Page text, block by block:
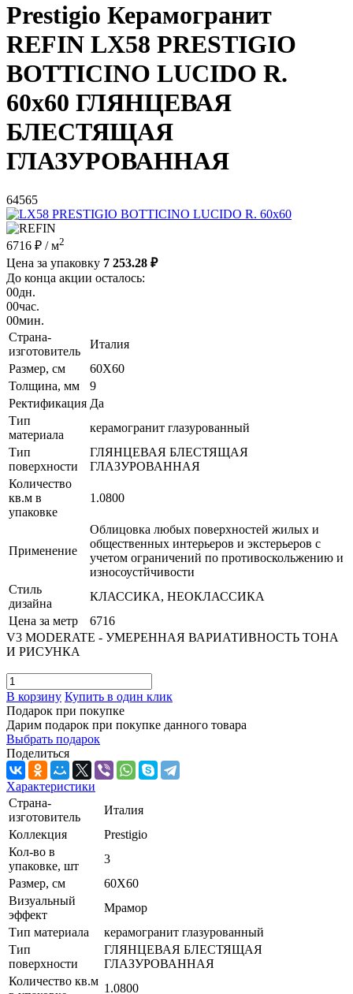
Prestigio Керамогранит
REFIN LX58 PRESTIGIO
BOTTICINO LUCIDO R.
60x60 ГЛЯНЦЕВАЯ
БЛЕСТЯЩАЯ
ГЛАЗУРОВАННАЯ
64565
6716 ₽ / м2
Цена за упаковку 7 253.28 ₽
До конца акции осталось:
00дн.
00час.
00мин.
Страна-
изготовитель
Италия
Размер, см
60X60
Толщина, мм
9
Ректификация Да
Тип
материала
керамогранит глазурованный
Тип
поверхности
ГЛЯНЦЕВАЯ БЛЕСТЯЩАЯ
ГЛАЗУРОВАННАЯ
Количество
кв.м в
упаковке
1.0800
Применение
Облицовка любых поверхностей жилых и
общественных интерьеров и экстерьеров с
учетом ограничений по противоскольжению и
износоустйчивости
Стиль
дизайна
КЛАССИКА, НЕОКЛАССИКА
Цена за метр
6716
V3 MODERATE - УМЕРЕННАЯ ВАРИАТИВНОСТЬ ТОНА
И РИСУНКА
В корзину Купить в один клик
Подарок при покупке
Дарим подарок при покупке данного товара
Выбрать подарок
Поделиться
Характеристики
Страна-
изготовитель
Италия
Коллекция
Prestigio
Кол-во в
упаковке, шт
3
Размер, см
60X60
Визуальный
эффект
Мрамор
Тип материала
керамогранит глазурованный
Тип
поверхности
ГЛЯНЦЕВАЯ БЛЕСТЯЩАЯ
ГЛАЗУРОВАННАЯ
Количество кв.м
1.0800